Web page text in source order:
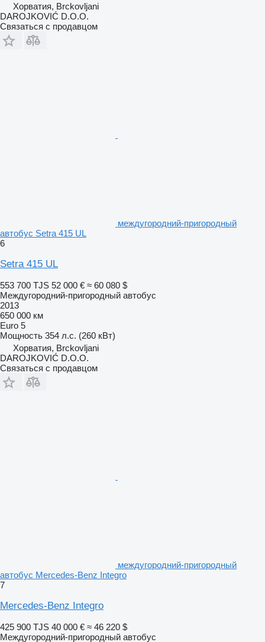
Хорватия, Brckovljani
DAROJKOVIĆ D.O.O.
Связаться с продавцом
междугородний-пригородный
автобус Setra 415 UL
6
Setra 415 UL
553 700 TJS 52 000 € ≈ 60 080 $
Междугородний-пригородный автобус
2013
650 000 км
Euro 5
Мощность 354 л.с. (260 кВт)
Хорватия, Brckovljani
DAROJKOVIĆ D.O.O.
Связаться с продавцом
междугородний-пригородный
автобус Mercedes-Benz Integro
7
Mercedes-Benz Integro
425 900 TJS 40 000 € ≈ 46 220 $
Междугородний-пригородный автобус